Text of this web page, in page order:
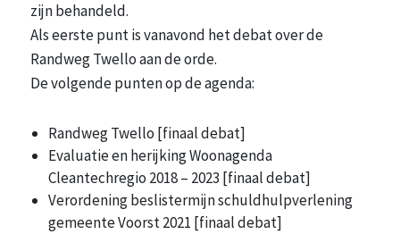
zijn behandeld.
Als eerste punt is vanavond het debat over de
Randweg Twello aan de orde.
De volgende punten op de agenda:
Randweg Twello [finaal debat]
Evaluatie en herijking Woonagenda
Cleantechregio 2018 – 2023 [finaal debat]
Verordening beslistermijn schuldhulpverlening
gemeente Voorst 2021 [finaal debat]